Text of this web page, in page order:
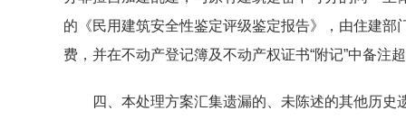
的《民用建筑安全性鉴定评级鉴定报告》，由住建
费，并在不动产登记簿及不动产权证书“附记”中备注
四、本处理方案汇集遗漏的、未陈述的其他历史